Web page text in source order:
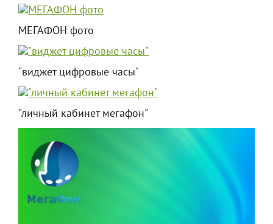
МЕГАФОН фото
"виджет цифровые часы"
"личный кабинет мегафон"